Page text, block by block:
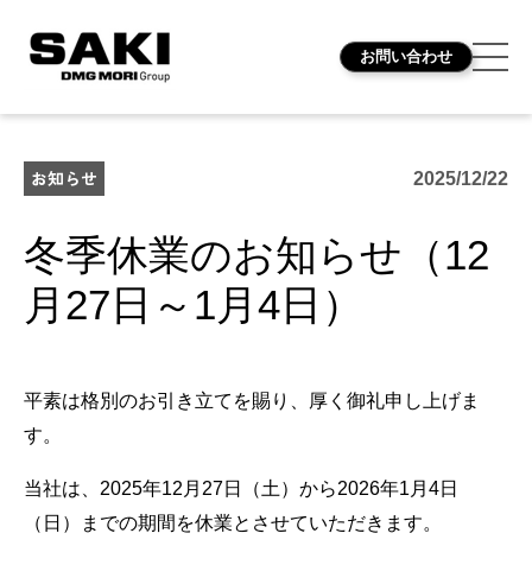
お問い合わせ
お知らせ 2025/12/22
冬季休業のお知らせ（12
月27日～1月4日）
平素は格別のお引き立てを賜り、厚く御礼申し上げま
す。
当社は、2025年12月27日（土）から2026年1月4日
（日）までの期間を休業とさせていただきます。